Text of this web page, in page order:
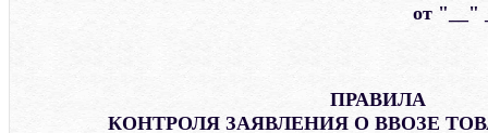
от "__"
ПРАВИЛА
КОНТРОЛЯ ЗАЯВЛЕНИЯ О ВВОЗЕ